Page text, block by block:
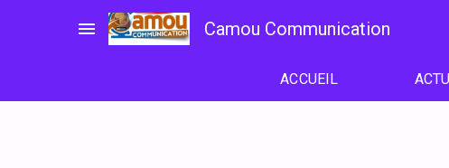
menu Camou Communication
ACCUEIL